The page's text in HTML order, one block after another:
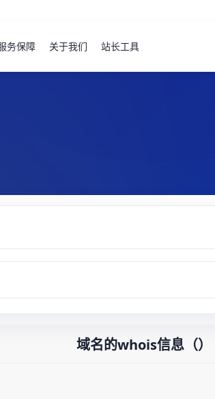
务保障 关于我们 站长工具
域名的whois信息（）